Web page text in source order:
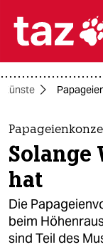

themen
politik
öko
gesellschaft
Künste
Solange
hat
Die
beim
sind Teil des